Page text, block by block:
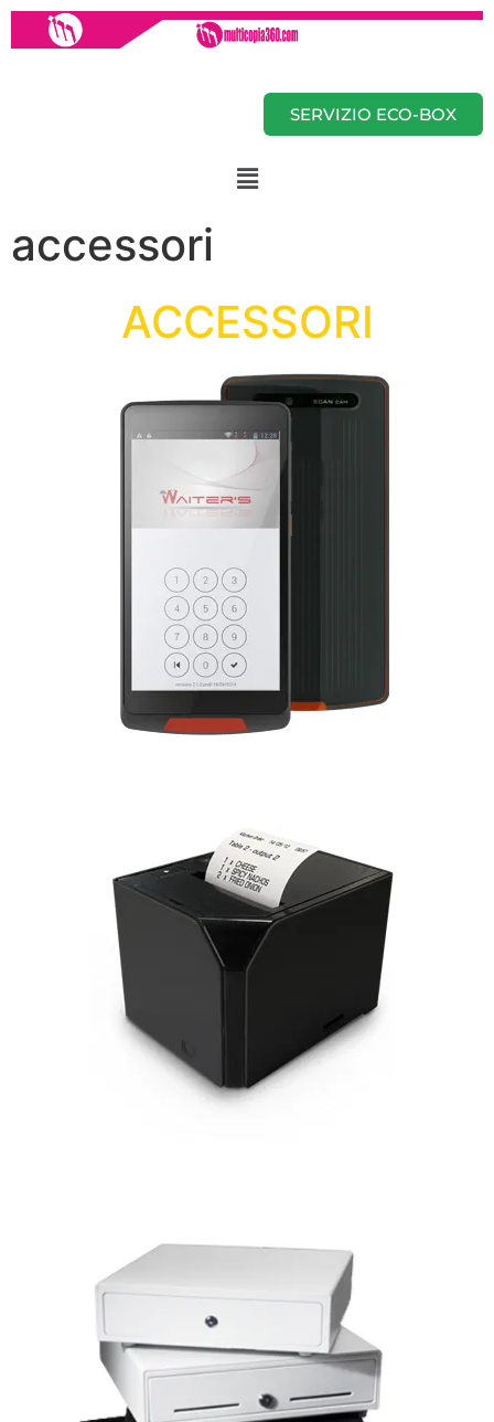
SERVIZIO ECO-BOX
accessori
ACCESSORI